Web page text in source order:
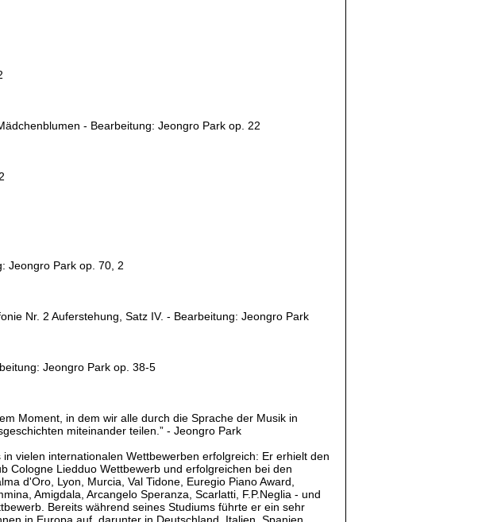
- Bearbeitung: Jeongro Park op. 22
Jeongro Park op. 70, 2
Nr. 2 Auferstehung, Satz IV. - Bearbeitung: Jeongro Park
Jeongro Park op. 38-5
Moment, in dem wir alle durch die Sprache der Musik in
miteinander teilen.” - Jeongro Park
vielen internationalen Wettbewerben erfolgreich: Er erhielt den
Cologne Liedduo Wettbewerb und erfolgreichen bei den
d'Oro, Lyon, Murcia, Val Tidone, Euregio Piano Award,
Amigdala, Arcangelo Speranza, Scarlatti, F.P.Neglia - und
Bereits während seines Studiums führte er ein sehr